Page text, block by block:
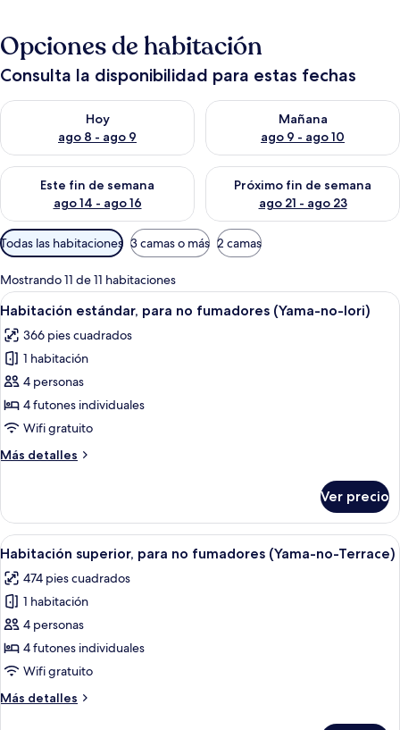
Opciones de habitación
Consulta la disponibilidad para estas fechas
Hoy
ago 8 - ago 9
Consulta la disponibilidad para hoy ago 8 - ago 9
Mañana
ago 9 - ago 10
Consulta la disponibilidad
Este fin de semana
ago 14 - ago 16
Consulta la disponibilidad para este fin de semana ago 14 -
Próximo fin de semana
ago 21 - ago 23
Consulta la disponibilidad
Filtros
disponibles
para
las
habitaciones
Todas las habitaciones 3 camas o más 2 camas
Mostrando 11 de 11 habitaciones
Abrir
todas
las
fotos
de
Habitación
estándar,
no
no-
Iori)
Habitación con suelo de tatami, una
6
Habitación estándar, para no fumadores (Yama-no-Iori)
366 pies cuadrados
1 habitación
4 personas
4 futones individuales
Wifi gratuito
Más detalles
Más
estándar,
para
no
(Yama-
no-
Iori)
Ver precio
Abrir
todas
las
fotos
de
Habitación
superior,
no
Un jacuzzi con tapa de vidrio,
8
Habitación superior, para no fumadores (Yama-no-Terrace)
474 pies cuadrados
1 habitación
4 personas
4 futones individuales
Wifi gratuito
Más detalles
Más